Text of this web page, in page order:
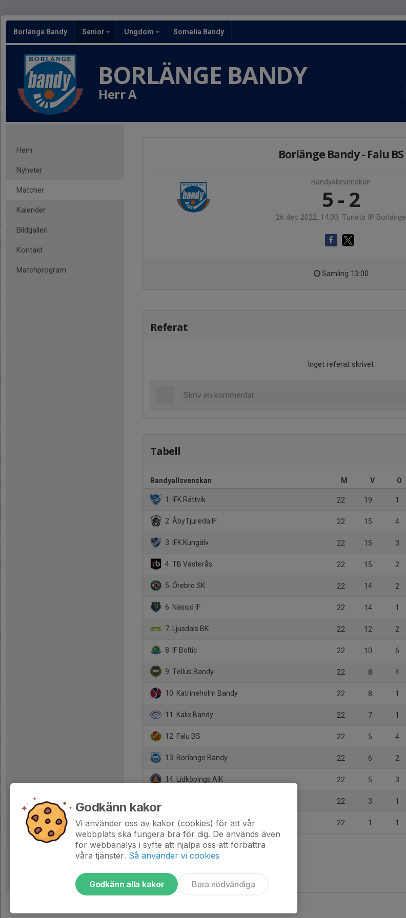
Borlänge Bandy Senior Ungdom Somalia Bandy
BORLÄNGE BANDY
Herr A
Hem
Nyheter
Matcher
Kalender
Bildgalleri
Kontakt
Matchprogram
Borlänge Bandy - Falu BS
Bandyallsvenskan
5 - 2
26 dec 2022, 14:00, Tunets IP Borlänge
Samling 13:00
Referat
Inget referat skrivet
Tabell
Bandyallsvenskan M V O
1. IFK Rättvik 22 19 1
2. ÅbyTjureda IF 22 15 4
3. IFK Kungälv 22 15 3
4. TB Västerås 22 15 2
5. Örebro SK 22 14 2
6. Nässjö IF 22 14 1
7. Ljusdals BK 22 12 2
8. IF Boltic 22 10 6
9. Tellus Bandy 22 8 4
10. Katrineholm Bandy 22 8 1
11. Kalix Bandy 22 7 1
12. Falu BS 22 5 4
13. Borlänge Bandy 22 6 2
14. Lidköpings AIK 22 5 3
22 3 1
16. Västanfors IF 22 1 1
Godkänn kakor
Vi använder oss av kakor (cookies) för att vår
webbplats ska fungera bra för dig. De används även
för webbanalys i syfte att hjälpa oss att förbättra
våra tjänster. Så använder vi cookies
Godkänn alla kakor Bara nödvändiga